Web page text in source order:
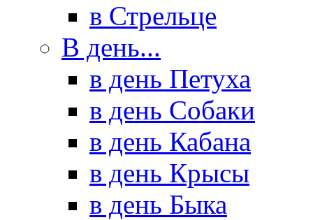
в Стрельце
В день...
в день Петуха
в день Собаки
в день Кабана
в день Крысы
в день Быка